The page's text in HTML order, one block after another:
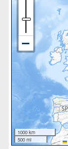
1000 km
500 mi